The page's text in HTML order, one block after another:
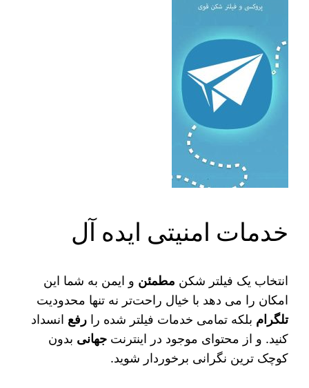
خدمات امنیتی ایده آل
انتخاب یک فیلتر شکن مطمئن و ایمن به شما این
امکان را می‌ دهد با خیال راحت‌تر نه تنها محدودیت
تلگرام بلکه تمامی خدمات فیلتر شده رارفع انسداد
کنید. و از محتوای موجود در اینترنتجهانی بدون
کوچک ترین نگرانی برخوردار شوید.